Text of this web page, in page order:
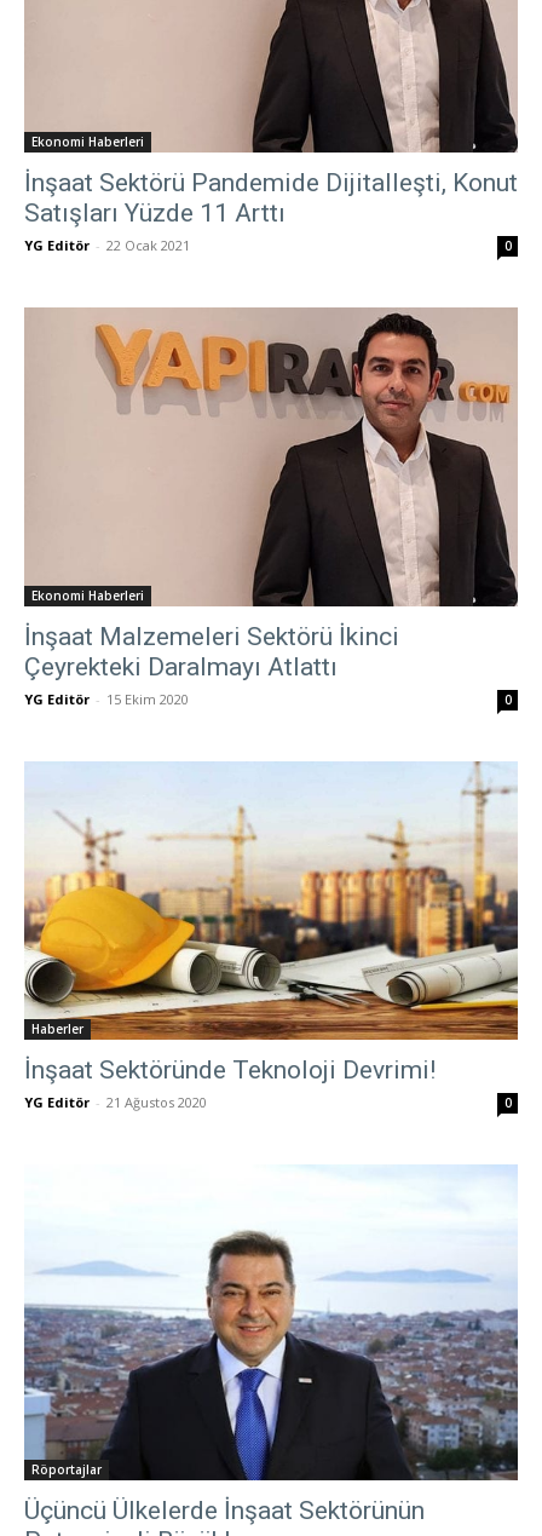
Ekonomi Haberleri
İnşaat Sektörü Pandemide Dijitalleşti, Konut
Satışları Yüzde 11 Arttı
YG Editör - 22 Ocak 2021 0
Ekonomi Haberleri
İnşaat Malzemeleri Sektörü İkinci
Çeyrekteki Daralmayı Atlattı
YG Editör - 15 Ekim 2020 0
Haberler
İnşaat Sektöründe Teknoloji Devrimi!
YG Editör - 21 Ağustos 2020 0
Röportajlar
Üçüncü Ülkelerde İnşaat Sektörünün